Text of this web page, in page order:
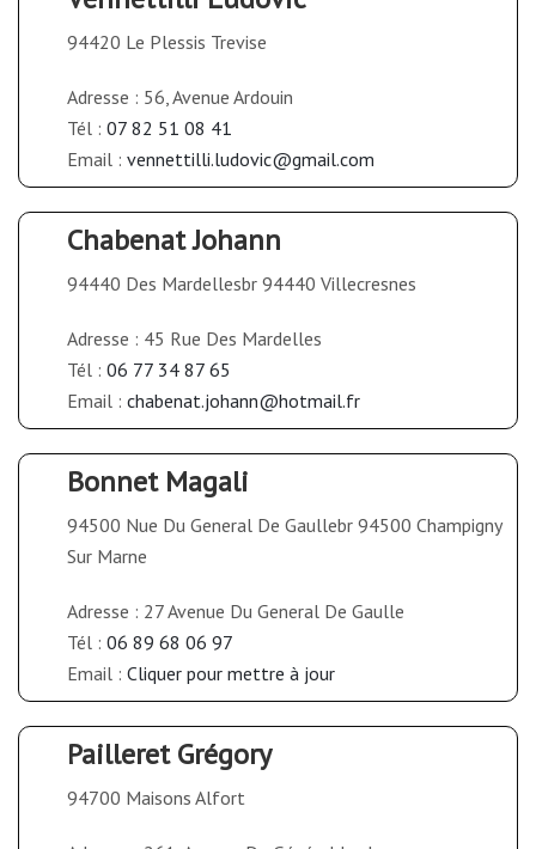
94420 Le Plessis Trevise
Adresse : 56, Avenue Ardouin
Tél : 07 82 51 08 41
Email : vennettilli.ludovic@gmail.com
Chabenat Johann
94440 Des Mardellesbr 94440 Villecresnes
Adresse : 45 Rue Des Mardelles
Tél : 06 77 34 87 65
Email : chabenat.johann@hotmail.fr
Bonnet Magali
94500 Nue Du General De Gaullebr 94500 Champigny
Sur Marne
Adresse : 27 Avenue Du General De Gaulle
Tél : 06 89 68 06 97
Email : Cliquer pour mettre à jour
Pailleret Grégory
94700 Maisons Alfort